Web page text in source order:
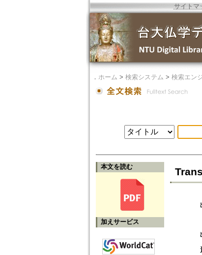
サイトマ
． ホーム > 検索システム > 検索エン
本文を読む
加えサービス